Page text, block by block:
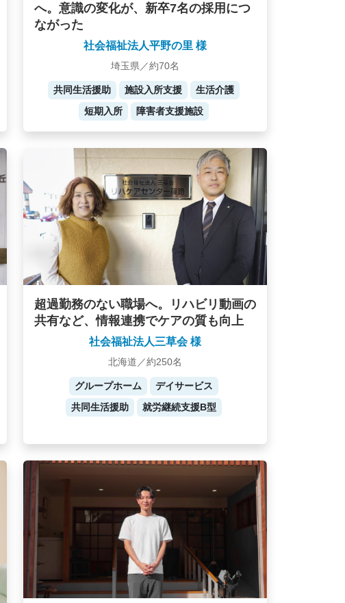
へ。意識の変化が、新卒7名の採用につ
ながった
社会福祉法人平野の里 様
埼玉県／約70名
共同生活援助 施設入所支援
生活介護
短期入所
障害者支援施設
超過勤務のない職場へ。リハビリ動画の
共有など、情報連携でケアの質も向上
社会福祉法人三草会 様
北海道／約250名
グループホーム
デイサービス
共同生活援助
就労継続支援B型